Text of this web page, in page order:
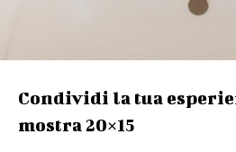
Condividi la tua
mostra 20×15